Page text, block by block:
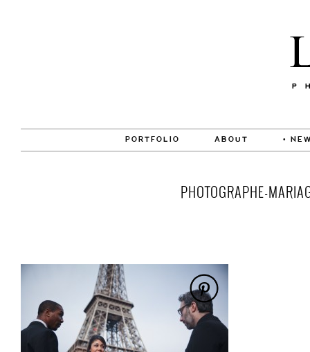
PORTFOLIO ABOUT •
PHOTOGRAPHE-